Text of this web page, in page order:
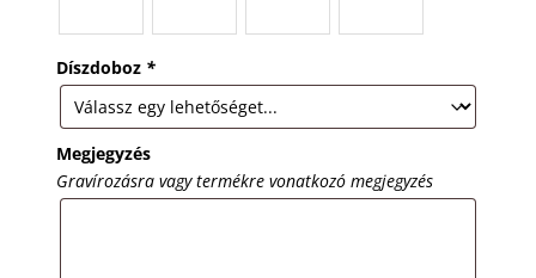
Díszdoboz *
Megjegyzés
Gravírozásra vagy termékre vonatkozó megjegyzés